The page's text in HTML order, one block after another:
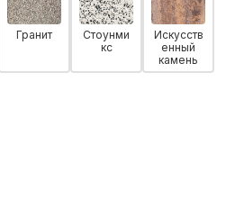
Гранит
Стоунми
кс
Искусств
енный
камень